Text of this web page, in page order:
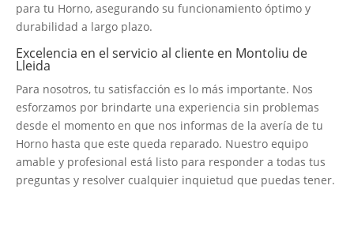
para tu Horno, asegurando su funcionamiento óptimo y
durabilidad a largo plazo.
Excelencia en el servicio al cliente en Montoliu de
Lleida
Para nosotros, tu satisfacción es lo más importante. Nos
esforzamos por brindarte una experiencia sin problemas
desde el momento en que nos informas de la avería de tu
Horno hasta que este queda reparado. Nuestro equipo
amable y profesional está listo para responder a todas tus
preguntas y resolver cualquier inquietud que puedas tener.